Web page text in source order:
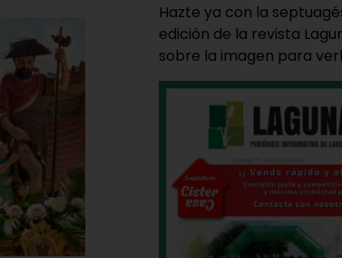
Hazte ya con la
edición de la revista
sobre la imagen para